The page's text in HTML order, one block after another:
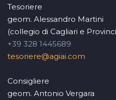
Tesoriere
geom. Alessandro Martini
(collegio di Cagliari e
+39 328 1445689
tesoriere@agiai.com
Consigliere
geom. Antonio Vergara